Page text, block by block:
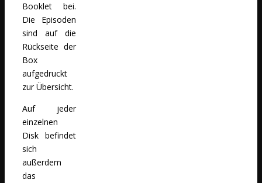
Booklet bei.
Die Episoden
sind auf die
Rückseite der
Box
aufgedruckt
zur Übersicht.
Auf jeder
einzelnen
Disk befindet
sich
außerdem
das